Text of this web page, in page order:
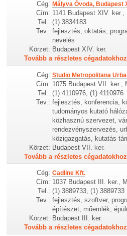
Cég: Mályva Óvoda, Budapest
Cím: 1141 Budapest XIV.
Tel.: (1) 3834183
Tev.: fejlesztés, oktatás,
nevelés
Körzet: Budapest XIV. ker.
Tovább a részletes
Cég: Studio Metropolitana
Cím: 1075 Budapest VII. ker.,
Tel.: (1) 4110976, (1) 4110976
Tev.: fejlesztés, konferencia,
tudományos kutató
közhasznú szervezet,
rendezvényszervezés,
közigazgatás, kutatás
Körzet: Budapest VII. ker.
Tovább a részletes
Cég: Cadline Kft.
Cím: 1037 Budapest III. ker.,
Tel.: (1) 3889733, (1) 3889733
Tev.: fejlesztés, szoftver,
építészet, műemlék,
Körzet: Budapest III. ker.
Tovább a részletes